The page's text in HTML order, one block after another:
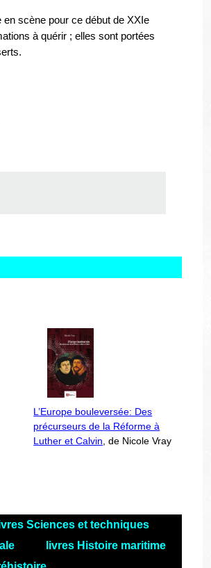
scène pour ce début de XXIe
à quérir ; elles sont portées
L’Europe bouleversée: Des
précurseurs de la Réforme à
Luther et Calvin, de Nicole Vray
Sciences et techniques
livres Histoire maritime